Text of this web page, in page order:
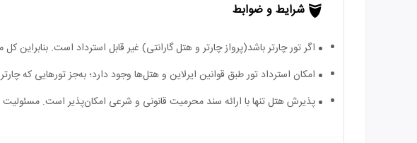
شرایط و ضوابط
اگر تور چارتر باشد(پرواز چارتر و هتل گارانتی) غیر قابل استرداد است.
امکان استرداد تور طبق قوانین ایرلاین و هتل‌ها وجود دارد؛ به‌جز تورهایی که
پذیرش هتل تنها با ارائه سند محرمیت قانونی و شرعی امکان‌پذیر است.